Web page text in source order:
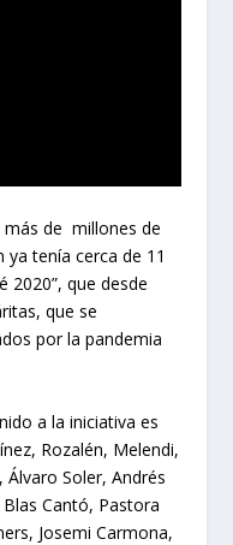
más de millones de
ya tenía cerca de 11
2020”, que desde
que se
por la pandemia
a la iniciativa es
Rozalén, Melendi,
Soler, Andrés
Cantó, Pastora
Josemi Carmona,